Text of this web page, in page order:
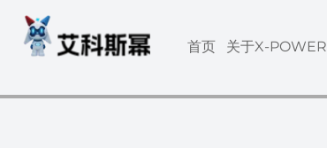
首页 关于X-POWER